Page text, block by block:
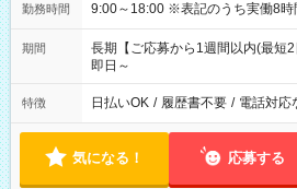
勤務時間 9:00～18:00 ※表記のうち実働8
期間
長期【ご応募から1週間以内(最短2
即日～
特徴 日払いOK / 履歴書不要 / 電話対応
気になる！ 応募する